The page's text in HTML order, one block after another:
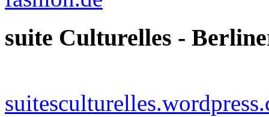
suite Culturelles -